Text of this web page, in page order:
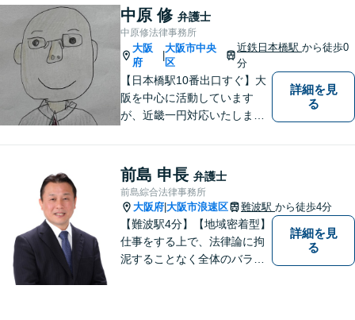
相続、インターネット上のト
ラブルに注力！！
中原 修 弁護士
中原修法律事務所
大阪
府
|
大阪市中央
区
近鉄日本橋駅から徒歩0
分
【日本橋駅10番出口すぐ】大
阪を中心に活動しています
が、近畿一円対応いたしま
婚・相続といった身の回りの
トラブルから、刑事・詐欺、
公害・行政事件まであらゆる
問題のご相談を承ります。小
さな悩み事でもお気軽にお問
合わせください。
詳細を見
る
前島 申長 弁護士
前島綜合法律事務所
大阪府 大阪市浪速区 難波駅 から徒歩4分
【難波駅4分】【地域密着型】
仕事をする上で、法律論に拘
泥することなく全体のバラン
詳細を見
る